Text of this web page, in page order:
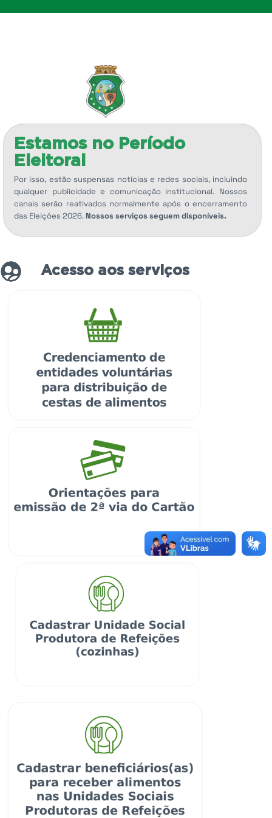
Estamos no Período
Eleitoral
Por isso, estão suspensas notícias e redes sociais, incluindo
qualquer publicidade e comunicação institucional. Nossos
canais serão reativados normalmente após o encerramento
das Eleições 2026. Nossos serviços seguem disponíveis.
Acesso aos serviços